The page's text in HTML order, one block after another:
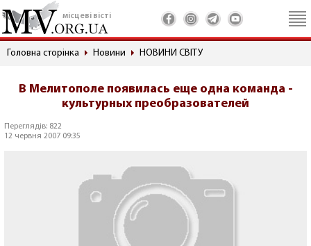
місцеві вісті
Головна сторінка Новини НОВИНИ СВІТУ
В Мелитополе появилась еще одна команда -
культурных преобразователей
Переглядів: 822
12 червня 2007 09:35